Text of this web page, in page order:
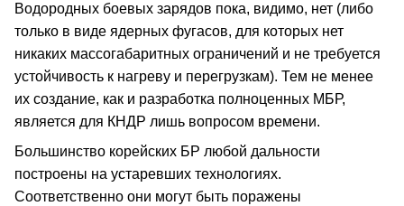
Водородных боевых зарядов пока, видимо, нет (либо
только в виде ядерных фугасов, для которых нет
никаких массогабаритных ограничений и не требуется
устойчивость к нагреву и перегрузкам). Тем не менее
их создание, как и разработка полноценных МБР,
является для КНДР лишь вопросом времени.
Большинство корейских БР любой дальности
построены на устаревших технологиях.
Соответственно они могут быть поражены